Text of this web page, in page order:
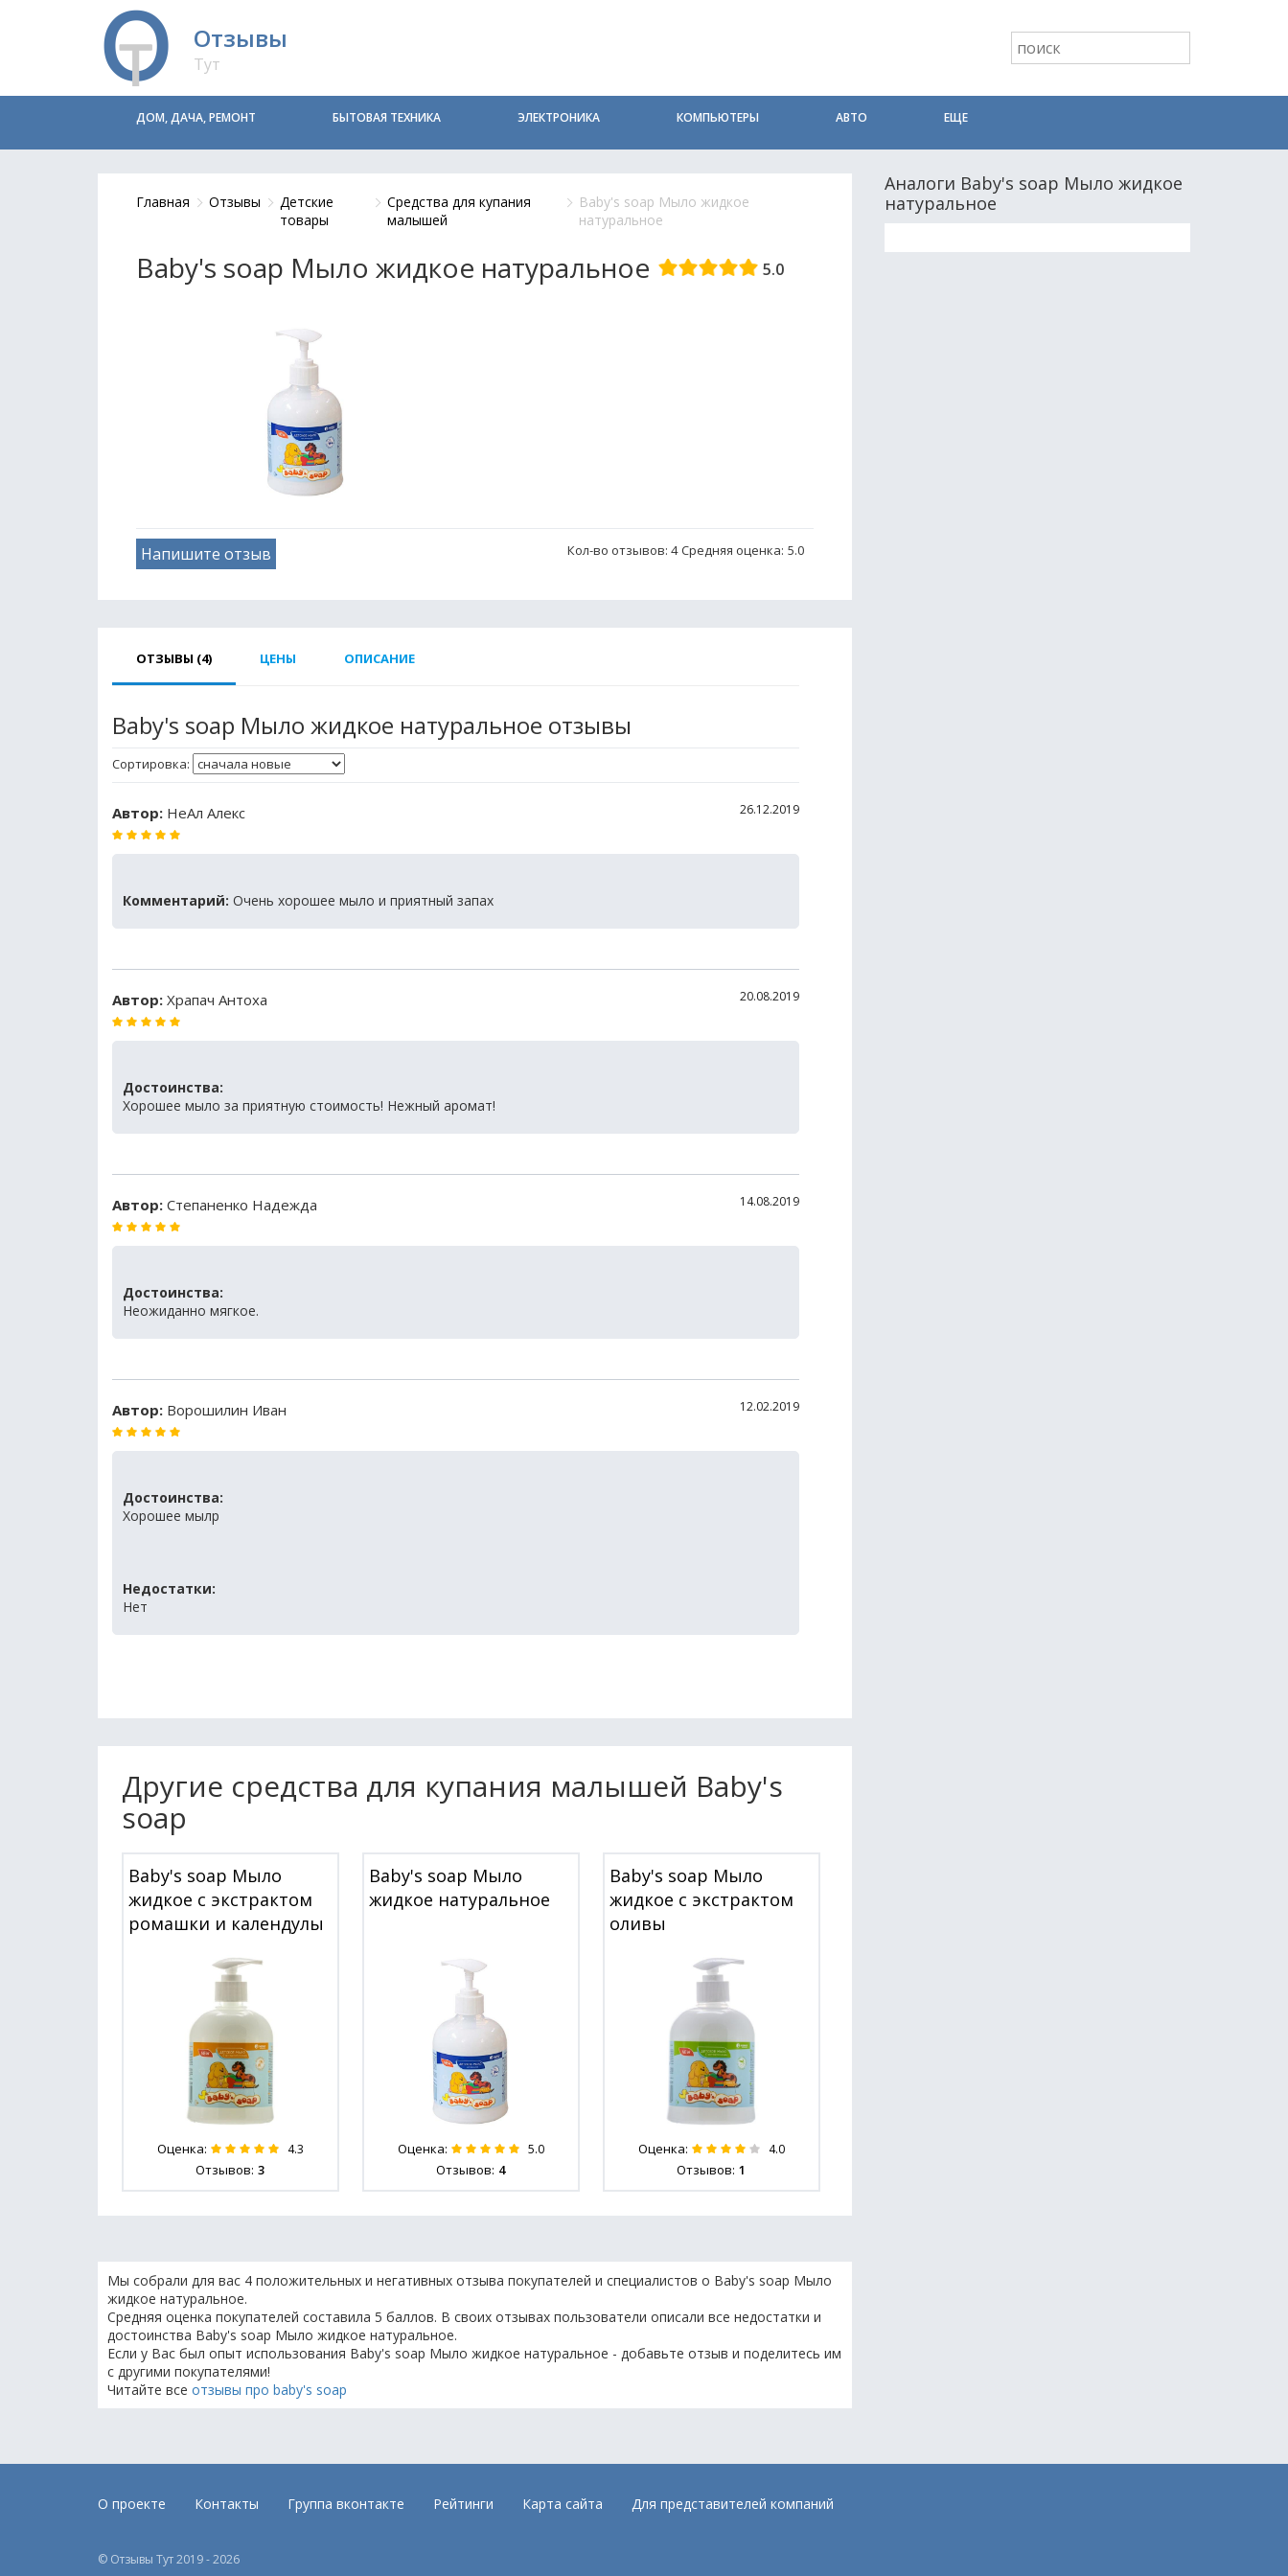
Отзывы
Тут
ДОМ, ДАЧА, РЕМОНТ БЫТОВАЯ ТЕХНИКА ЭЛЕКТРОНИКА КОМПЬЮТЕРЫ АВТО ЕЩЕ
Главная Отзывы
Детские
товары
Средства для купания
малышей
Baby's soap Мыло жидкое
натуральное
Baby's soap Мыло жидкое натуральное 5.0
Кол-во отзывов: 4 Средняя оценка: 5.0
Напишите отзыв
ОТЗЫВЫ (4) ЦЕНЫ ОПИСАНИЕ
Baby's soap Мыло жидкое натуральное отзывы
Сортировка:
Автор: НеАл Алекс 26.12.2019
Комментарий: Очень хорошее мыло и приятный запах
Автор: Храпач Антоха 20.08.2019
Достоинства:
Хорошее мыло за приятную стоимость! Нежный аромат!
Автор: Степаненко Надежда 14.08.2019
Достоинства:
Неожиданно мягкое.
Автор: Ворошилин Иван 12.02.2019
Достоинства:
Хорошее мылр
Недостатки:
Нет
Другие средства для купания малышей Baby's
soap
Baby's soap Мыло
жидкое с экстрактом
ромашки и календулы
Оценка: 4.3
Отзывов: 3
Baby's soap Мыло
жидкое натуральное
Оценка: 5.0
Отзывов: 4
Baby's soap Мыло
жидкое с экстрактом
оливы
Оценка: 4.0
Отзывов: 1
Мы собрали для вас 4 положительных и негативных отзыва покупателей и специалистов о Baby's soap Мыло
жидкое натуральное.
Средняя оценка покупателей составила 5 баллов. В своих отзывах пользователи описали все недостатки и
достоинства Baby's soap Мыло жидкое натуральное.
Если у Вас был опыт использования Baby's soap Мыло жидкое натуральное - добавьте отзыв и поделитесь им
с другими покупателями!
Читайте все отзывы про baby's soap
Аналоги Baby's soap Мыло жидкое
натуральное
О проекте Контакты Группа вконтакте Рейтинги Карта сайта Для представителей компаний
© Отзывы Тут 2019 - 2026